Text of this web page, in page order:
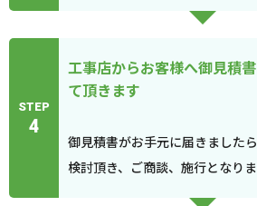
STEP
4
工事店からお客様へ御見積
て頂きます
御見積書がお手元に届きました
検討頂き、ご商談、施行となりま